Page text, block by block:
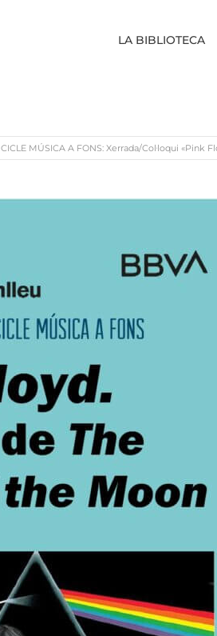
LA BIBLIOTECA
CICLE MÚSICA A FONS: Xerrada/Col·loqui